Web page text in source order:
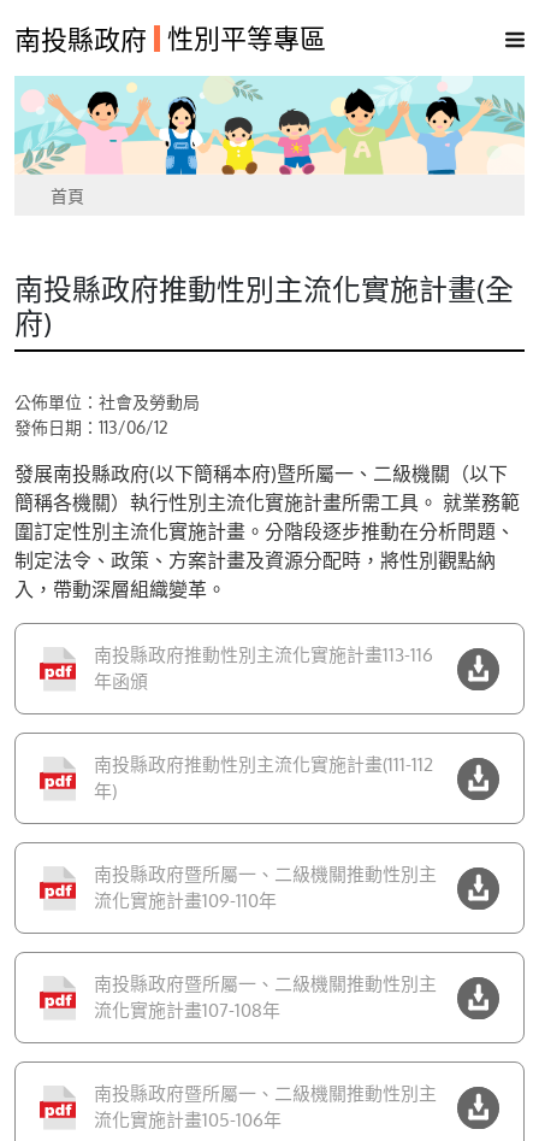
南投縣政府 性別平等專區
首頁
南投縣政府推動性別主流化實施計畫(全
府)
公佈單位：社會及勞動局
發佈日期：113/06/12
發展南投縣政府(以下簡稱本府)暨所屬一、二級機關（以下
簡稱各機關）執行性別主流化實施計畫所需工具。 就業務範
圍訂定性別主流化實施計畫。分階段逐步推動在分析問題、
制定法令、政策、方案計畫及資源分配時，將性別觀點納
入，帶動深層組織變革。
南投縣政府推動性別主流化實施計畫113-116
年函頒
南投縣政府推動性別主流化實施計畫(111-112
年)
南投縣政府暨所屬一、二級機關推動性別主
流化實施計畫109-110年
南投縣政府暨所屬一、二級機關推動性別主
流化實施計畫107-108年
南投縣政府暨所屬一、二級機關推動性別主
流化實施計畫105-106年